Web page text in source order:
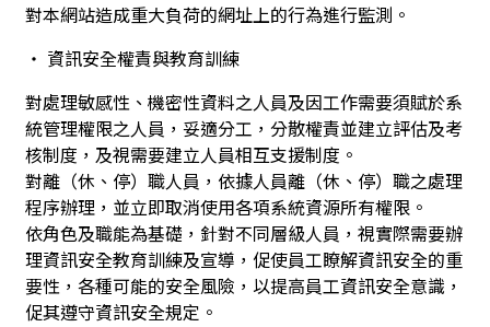
對本網站造成重大負荷的網址上的行為進行監測。
‧ 資訊安全權責與教育訓練
對處理敏感性、機密性資料之人員及因工作需要須賦於系
統管理權限之人員，妥適分工，分散權責並建立評估及考
核制度，及視需要建立人員相互支援制度。
對離（休、停）職人員，依據人員離（休、停）職之處理
程序辦理，並立即取消使用各項系統資源所有權限。
依角色及職能為基礎，針對不同層級人員，視實際需要辦
理資訊安全教育訓練及宣導，促使員工瞭解資訊安全的重
要性，各種可能的安全風險，以提高員工資訊安全意識，
促其遵守資訊安全規定。